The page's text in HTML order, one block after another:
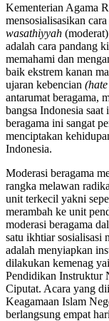
Kementerian Agama
mensosialisasikan
wasathiyyah
adalah cara pandang
memahami dan
baik ekstrem kanan
ujaran kebencian (hate
antarumat beragama,
bangsa Indonesia
beragama ini sangat
menciptakan
Indonesia.
Moderasi beragama
rangka melawan
unit terkecil yakni
merambah ke unit
moderasi beragama
satu ikhtiar sosialisasi
adalah menyiapkan
dilakukan kemenag
Pendidikan Instruktur
Ciputat. Acara yang
Keagamaan Islam
berlangsung empat